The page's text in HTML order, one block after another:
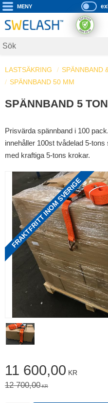
Meny
P
ri
s
s
LASTSÄKRING
SPÄNNBAND
SPÄNNBAND 50 MM
SPÄNNBAND 5
Prisvärda spännband i 100
innehåller 100st tvådelad 5-
med kraftiga 5-tons krokar.
FRAKTFRITT INOM SVERIGE
Nedsatt pris:
11 600,00 KR
Ordinarie pris:
12 700,00KR